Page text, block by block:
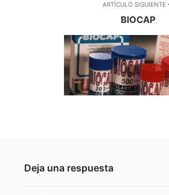
ARTÍCULO SIGUIENTE
BIOCAP
Deja una respuesta